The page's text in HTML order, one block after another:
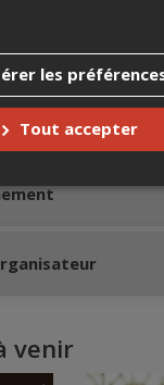
venir
les
Tout accepter